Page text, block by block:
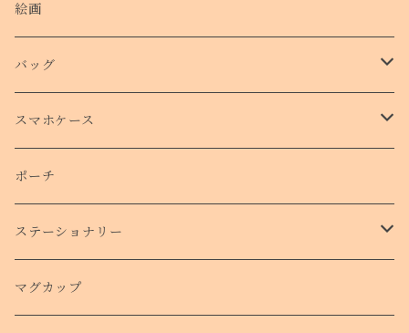
絵画
バッグ
トートバッグ
スマホケース
側面プリントハードケース
手帳型スマホケース
クリアケース
ポーチ
ステーショナリー
カード
マグカップ